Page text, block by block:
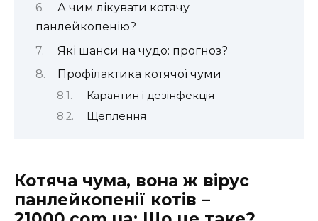
А чим лікувати котячу
панлейкопенію?
Які шанси на чудо: прогноз?
Профілактика котячої чуми
Карантин і дезінфекція
Щеплення
Котяча чума, вона ж вірус
панлейкопенії котів –